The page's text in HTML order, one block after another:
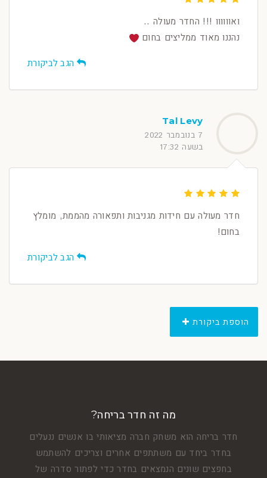
ואוווווו !!! החדר מעולה ..
נהננו מאוד ממליצים בחום
הגב לביקורת
Tal Levy
7 בנובמבר 2022
בשעה 17:32
חדר מעולה עם חידות מגניבות ותפאורה מהממת, מומלץ
בחום!
הגב לביקורת
הוספת ביקורת
מה זה חדר בריחה?
חדר בריחה הוא משחק חברה מציאותי בו אנשים ננעלים
בחדר ביחד עם משתתפים אחרים וצריכים להשתמש
בחפצים שונים הנמצאים בחדר כדי לפתור סדרה של